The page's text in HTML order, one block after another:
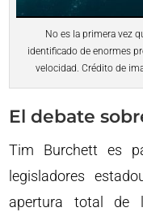
No es la primera vez
identificado de enormes
velocidad. Crédito de
El debate
Tim Burchett es
legisladores
apertura total de